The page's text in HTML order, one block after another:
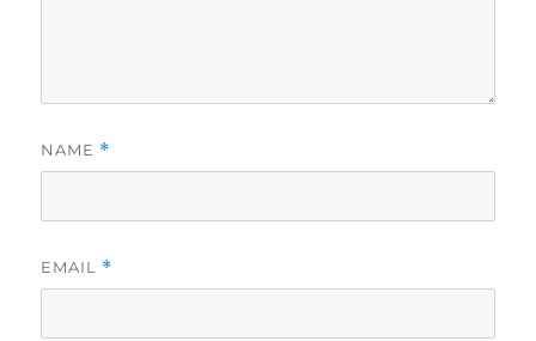
NAME *
EMAIL *